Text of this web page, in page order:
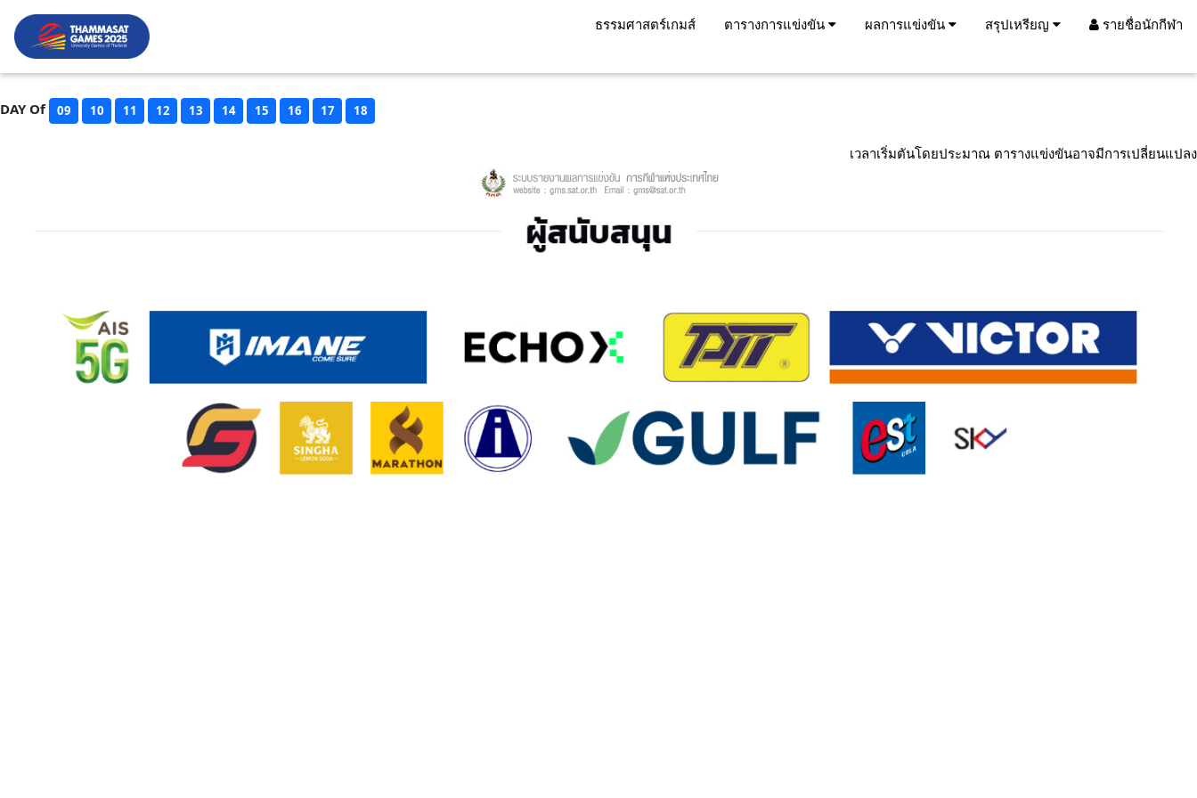
ธรรมศาสตร์เกมส์ ตารางการแข่งขัน ผลการแข่งขัน สรุปเหรียญ รายชื่อนักกีฬา
DAY Of 09 10 11 12 13 14 15 16 17 18
เวลาเริ่มตันโดยประมาณ ตารางแข่งขันอาจมีการเปลี่ยนแปลง